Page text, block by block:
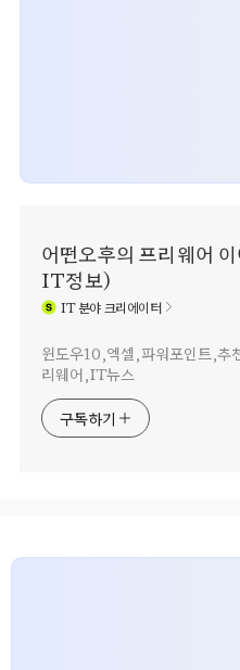
어떤오후의 프리웨어
IT정보)
IT분야 크리에이터
윈도우10,엑셀,파워포인트,추
리웨어,IT뉴스
구독하기